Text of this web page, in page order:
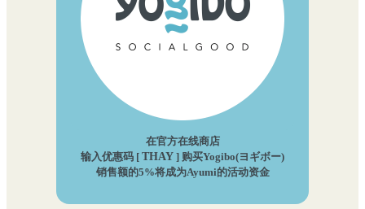
在官方在线商店
输入优惠码 [ THAY ] 购买Yogibo(ヨギボー)
销售额的5%将成为Ayumi的活动资金